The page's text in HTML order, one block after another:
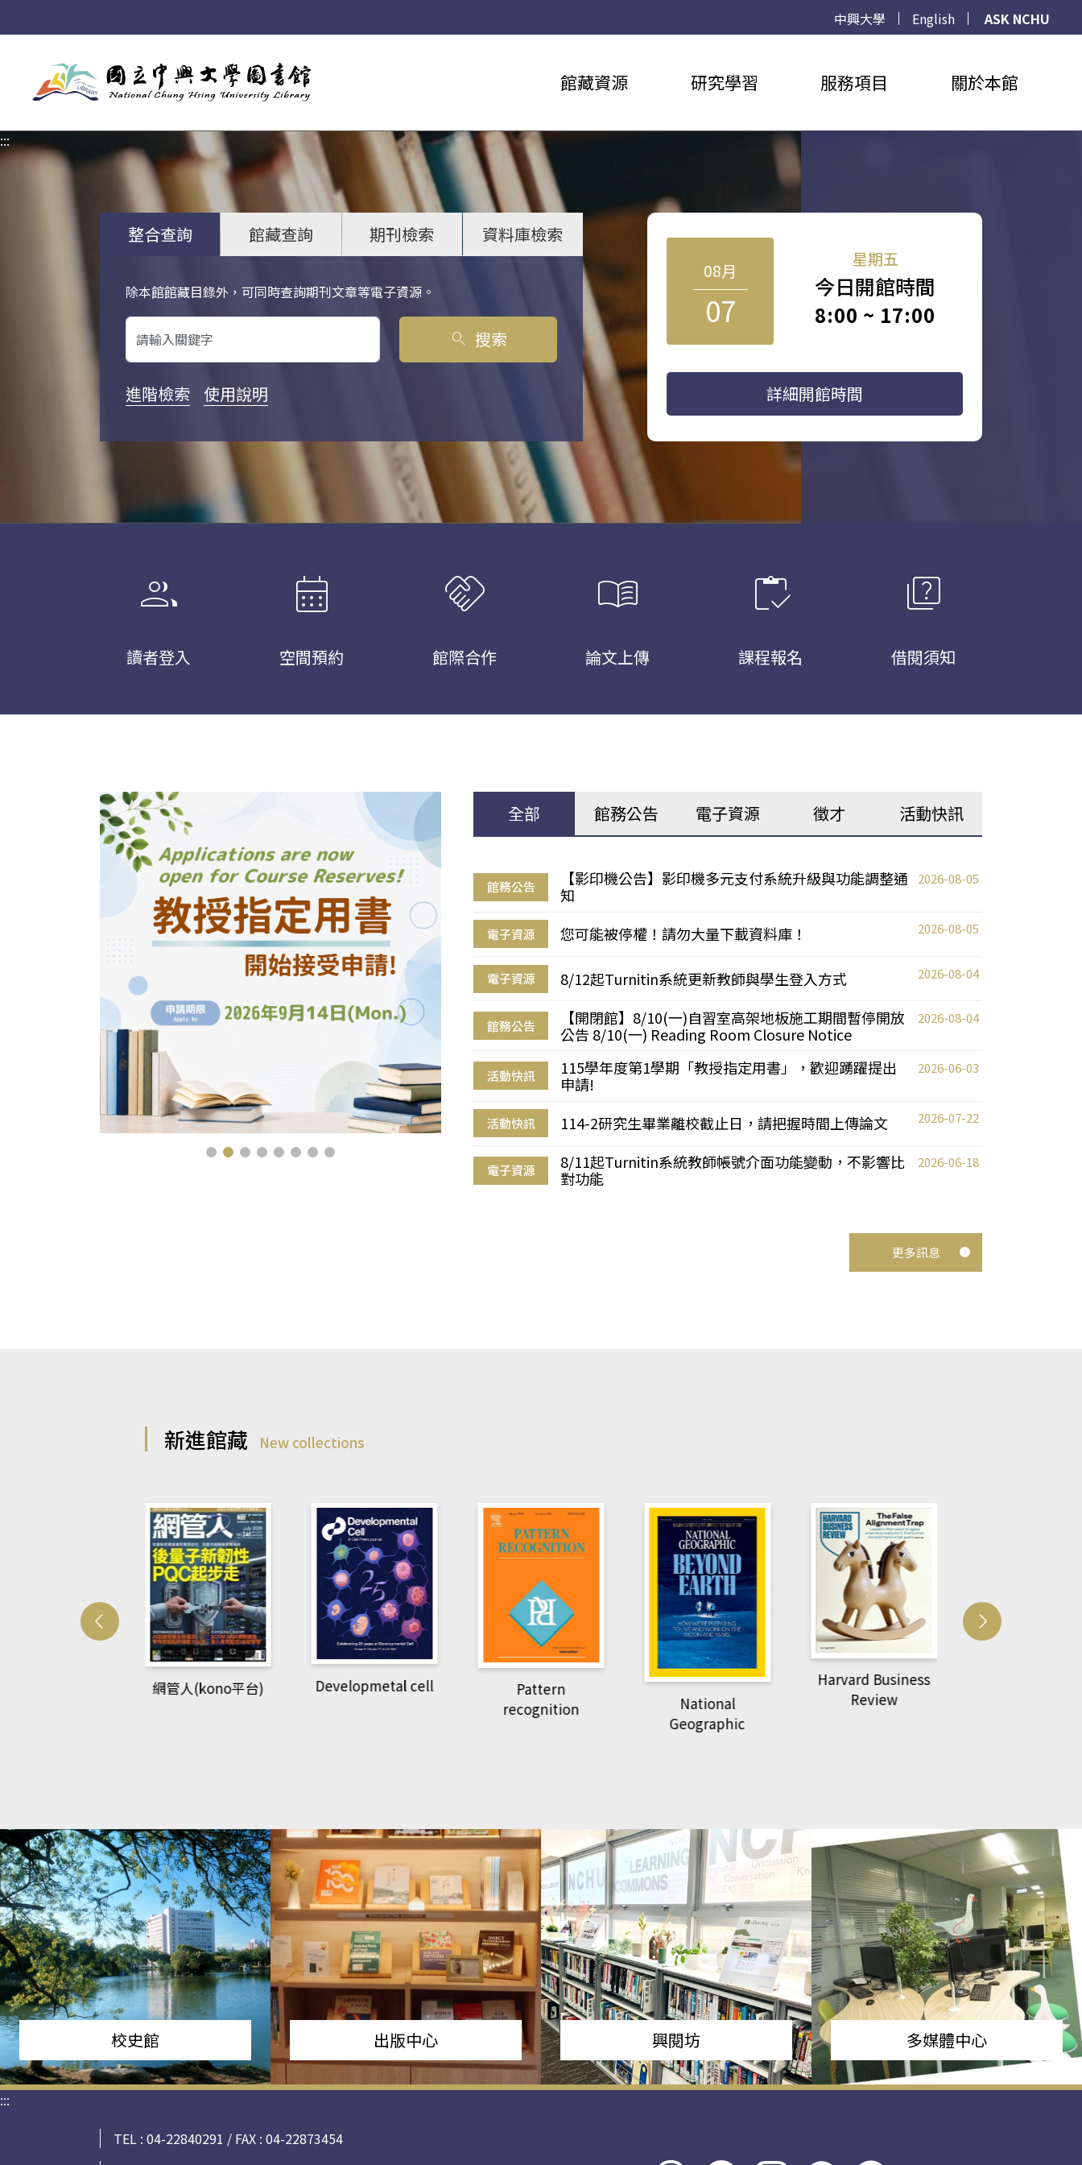
中興大學 English
ASK NCHU
館藏資源 研究學習 服務項目 關於本館
:::
整合查詢 館藏查詢 期刊檢索 資料庫檢索
除本館館藏目錄外，可同時查詢期刊文章等電子資源。
關鍵字搜尋
search 搜索
進階檢索 使用說明
08月
07
星期五
今日開館時間
8:00 ~ 17:00
詳細開館時間
group
讀者登入
calendar_month
空間預約
handshake
館際合作
menu_book
論文上傳
inventory
課程報名
quiz
借閱須知
全部 館務公告 電子資源 徵才 活動快訊
館務公告
【影印機公告】影印機多元支付系統升級與功能調整通
知
2026-08-05
電子資源 您可能被停權！請勿大量下載資料庫！ 2026-08-05
電子資源 8/12起Turnitin系統更新教師與學生登入方式 2026-08-04
館務公告
【開閉館】8/10(一)自習室高架地板施工期間暫停開放
公告 8/10(一) Reading Room Closure Notice
2026-08-04
活動快訊
115學年度第1學期「教授指定用書」，歡迎踴躍提出
申請!
2026-06-03
活動快訊 114-2研究生畢業離校截止日，請把握時間上傳論文 2026-07-22
電子資源
8/11起Turnitin系統教師帳號介面功能變動，不影響比
對功能
2026-06-18
更多訊息
新進館藏 New collections
Developmetal cell
Pattern
National
Geographic
Harvard Business
Review
萌動力一頁漫畫學生
校史館 出版中心 興閱坊 多媒體中心
:::
TEL : 04-22840291 / FAX : 04-22873454